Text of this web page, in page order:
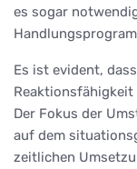
es sogar
Es ist evident,
Der Fokus der
auf dem
zeitlichen